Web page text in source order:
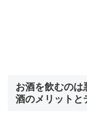
お酒を飲むのは
酒のメリットと